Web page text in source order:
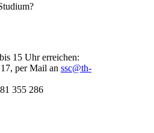
15 Uhr erreichen:
per Mail an ssc@th-
355 286